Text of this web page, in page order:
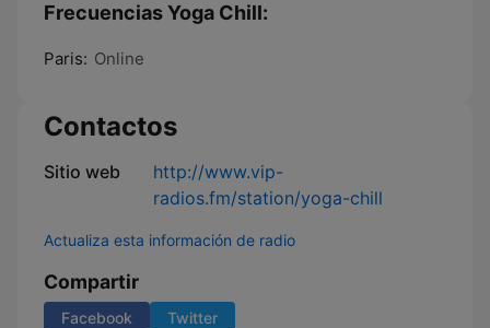
Frecuencias Yoga Chill:
Paris: Online
Contactos
Sitio web
http://www.vip-
radios.fm/station/yoga-chill
Actualiza esta información de radio
Compartir
Facebook Twitter